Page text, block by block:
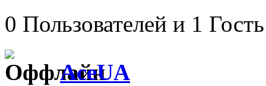
0 Пользователей и 1
AceUA